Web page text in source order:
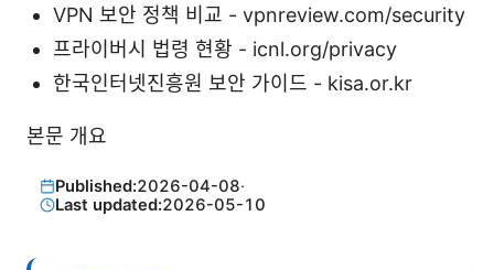
VPN 보안 정책 비교 - vpnreview.com/security
프라이버시 법령 현황 - icnl.org/privacy
한국인터넷진흥원 보안 가이드 - kisa.or.kr
본문 개요
Published:2026-04-08·
Last updated:2026-05-10